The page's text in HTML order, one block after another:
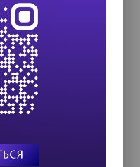
2026